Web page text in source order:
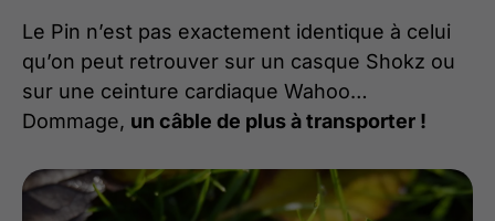
Le Pin n’est pas exactement identique à celui
qu’on peut retrouver sur un casque Shokz ou
sur une ceinture cardiaque Wahoo…
Dommage, un câble de plus à transporter !